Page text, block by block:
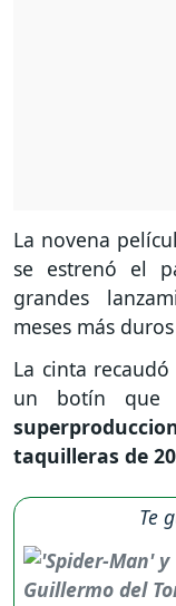
La novena
se estrenó el
grandes
meses más
La cinta
un botín que
taquilleras de
Te